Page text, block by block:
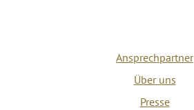
Ansprechpartner
Über uns
Presse